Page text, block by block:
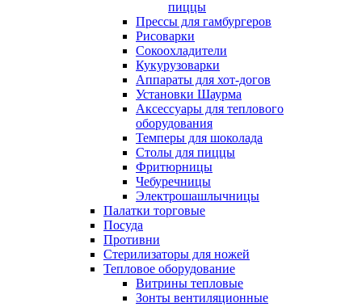
пиццы
Прессы для гамбургеров
Рисоварки
Сокоохладители
Кукурузоварки
Аппараты для хот-догов
Установки Шаурма
Аксессуары для теплового
оборудования
Темперы для шоколада
Столы для пиццы
Фритюрницы
Чебуречницы
Электрошашлычницы
Палатки торговые
Посуда
Противни
Стерилизаторы для ножей
Тепловое оборудование
Витрины тепловые
Зонты вентиляционные